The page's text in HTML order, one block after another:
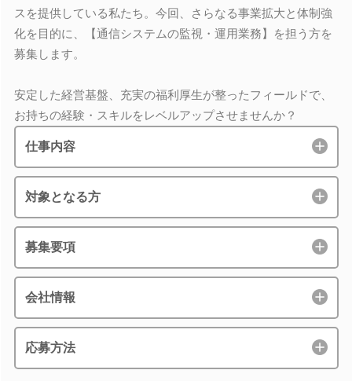
スを提供している私たち。今回、さらなる事業拡大と体制強
化を目的に、【通信システムの監視・運用業務】を担う方を
募集します。
安定した経営基盤、充実の福利厚生が整ったフィールドで、
お持ちの経験・スキルをレベルアップさせませんか？
仕事内容
対象となる方
募集要項
会社情報
応募方法